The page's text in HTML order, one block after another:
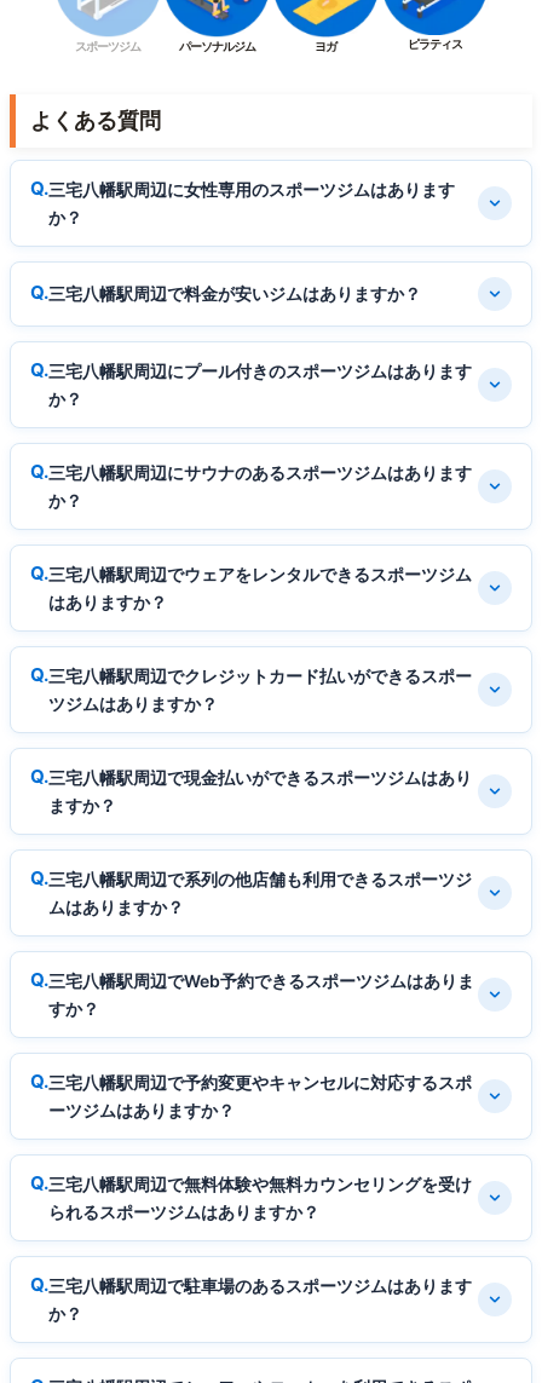
スポーツジム パーソナルジム ヨガ ピラティス
よくある質問
三宅八幡駅周辺に女性専用のスポーツジムはあります
か？
三宅八幡駅周辺で料金が安いジムはありますか？
三宅八幡駅周辺にプール付きのスポーツジムはあります
か？
三宅八幡駅周辺にサウナのあるスポーツジムはあります
か？
三宅八幡駅周辺でウェアをレンタルできるスポーツジム
はありますか？
三宅八幡駅周辺でクレジットカード払いができるスポー
ツジムはありますか？
三宅八幡駅周辺で現金払いができるスポーツジムはあり
ますか？
三宅八幡駅周辺で系列の他店舗も利用できるスポーツジ
ムはありますか？
三宅八幡駅周辺でWeb予約できるスポーツジムはありま
すか？
三宅八幡駅周辺で予約変更やキャンセルに対応するスポ
ーツジムはありますか？
三宅八幡駅周辺で無料体験や無料カウンセリングを受け
られるスポーツジムはありますか？
三宅八幡駅周辺で駐車場のあるスポーツジムはあります
か？